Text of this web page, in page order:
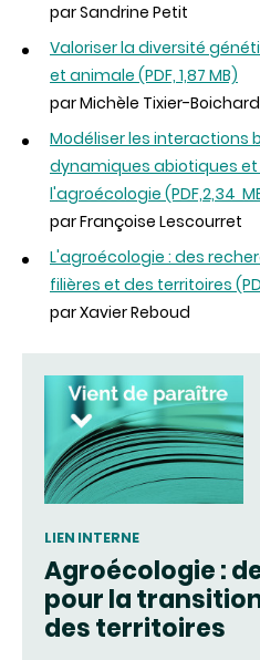
par Sandrine Petit
Valoriser la diversité
et animale (PDF, 1,87 MB)
par Michèle Tixier-Boichard
Modéliser les interactions
dynamiques abiotiques
l'agroécologie (PDF,2,34
par Françoise Lescourret
L'agroécologie : des
filières et des territoires
par Xavier Reboud
LIEN INTERNE
Agroécologie :
pour la
des territoires